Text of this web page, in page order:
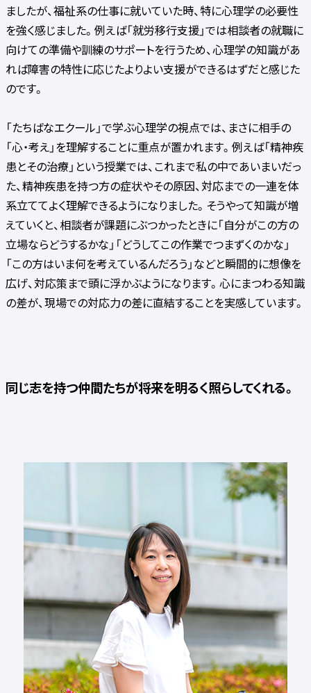
ましたが、福祉系の仕事に就いていた時、特に心理学の必要性
を強く感じました。例えば「就労移行支援」では相談者の就職に
向けての準備や訓練のサポートを行うため、心理学の知識があ
れば障害の特性に応じたよりよい支援ができるはずだと感じた
のです。
「たちばなエクール」で学ぶ心理学の視点では、まさに相手の
「心・考え」を理解することに重点が置かれます。例えば「精神疾
患とその治療」という授業では、これまで私の中であいまいだっ
た、精神疾患を持つ方の症状やその原因、対応までの一連を体
系立ててよく理解できるようになりました。そうやって知識が増
えていくと、相談者が課題にぶつかったときに「自分がこの方の
立場ならどうするかな」「どうしてこの作業でつまずくのかな」
「この方はいま何を考えているんだろう」などと瞬間的に想像を
広げ、対応策まで頭に浮かぶようになります。心にまつわる知識
の差が、現場での対応力の差に直結することを実感しています。
同じ志を持つ仲間たちが将来を明るく照らしてくれる。